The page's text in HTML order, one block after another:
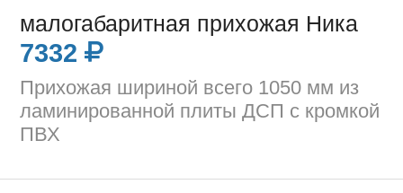
малогабаритная прихожая Ника
7332
Прихожая шириной всего 1050 мм из
ламинированной плиты ДСП с кромкой
ПВХ